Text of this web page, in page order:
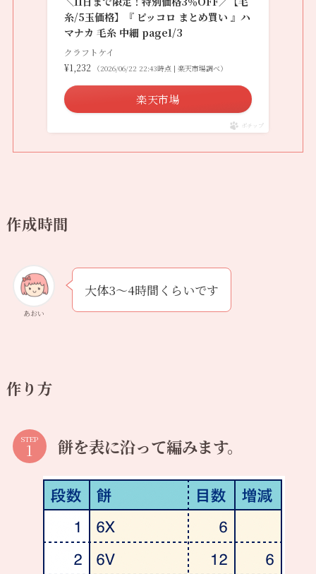
糸/5玉価格】『 ピッコロ まとめ買い 』ハ
マナカ 毛糸 中細 page1/3
クラフトケイ
¥1,232
（2026/06/22 22:43時点 | 楽天市場調べ）
楽天市場
ポチップ
作成時間
あおい
大体3〜4時間くらいです
作り方
STEP 餅を表に沿って編みます。